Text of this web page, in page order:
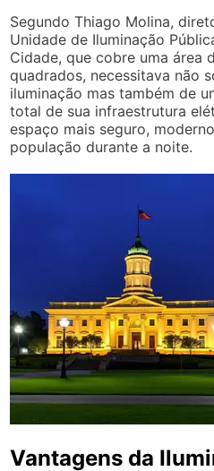
Segundo Thiago Molina,
Unidade de Iluminação
Cidade, que cobre uma área
quadrados, necessitava não
iluminação mas também de
total de sua infraestrutura
espaço mais seguro,
população durante a noite.
Vantagens da